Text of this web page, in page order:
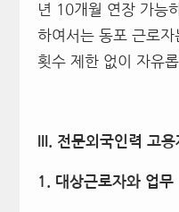
년 10개월 연장 가능
하여서는 동포 근로자
횟수 제한 없이 자유
III. 전문외국인력 고용
1. 대상근로자와 업무